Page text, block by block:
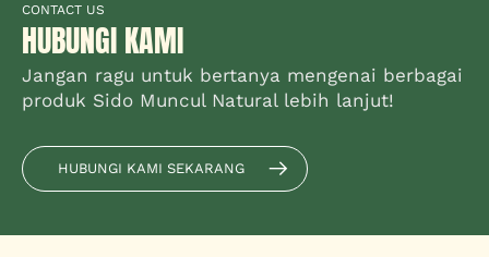
CONTACT US
HUBUNGI KAMI
Jangan ragu untuk bertanya mengenai berbagai
produk Sido Muncul Natural lebih lanjut!
HUBUNGI KAMI SEKARANG